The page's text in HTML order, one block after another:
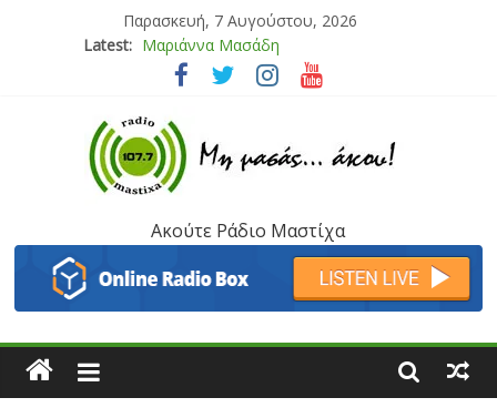
Παρασκευή, 7 Αυγούστου, 2026
Latest: Μαριάννα Μασάδη
Τάνια Μπρεάζου
Μάνος Τρυπιάς & Γιώργος Στρατάκης
Ιορδάνης Αγαπητός
Ακούτε Ράδιο Μαστίχα